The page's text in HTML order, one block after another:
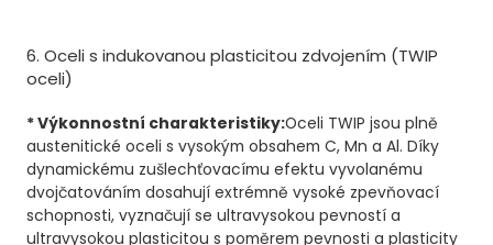
6. Oceli s indukovanou plasticitou zdvojením (TWIP
oceli)
* Výkonnostní charakteristiky:Oceli TWIP jsou plně
austenitické oceli s vysokým obsahem C, Mn a Al. Díky
dynamickému zušlechťovacímu efektu vyvolanému
dvojčatováním dosahují extrémně vysoké zpevňovací
schopnosti, vyznačují se ultravysokou pevností a
ultravysokou plasticitou s poměrem pevnosti a plasticity